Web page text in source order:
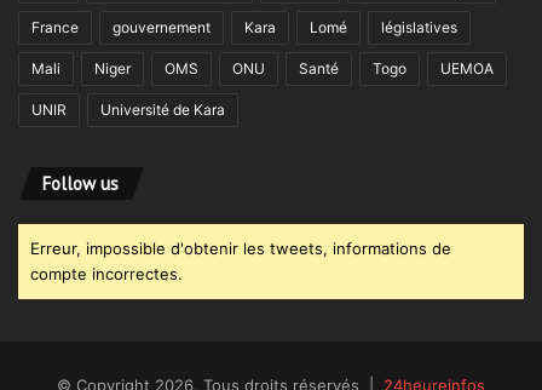
France gouvernement Kara Lomé législatives
Mali Niger OMS ONU Santé Togo UEMOA
UNIR Université de Kara
Follow us
Erreur, impossible d'obtenir les tweets, informations de
compte incorrectes.
© Copyright 2026, Tous droits réservés | 24heureinfos